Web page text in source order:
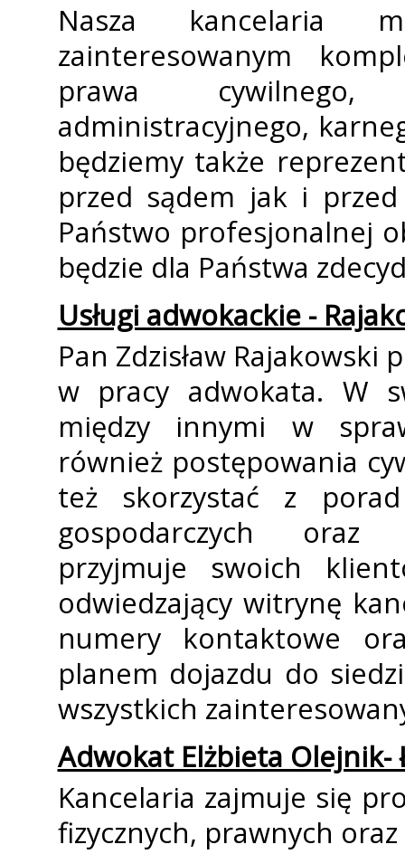
Nasza kancelaria
zainteresowanym
prawa cywilnego,
administracyjnego,
będziemy także
przed sądem jak i przed
Państwo profesjonalnej
będzie dla Państwa
Usługi adwokackie -
Pan Zdzisław
w pracy adwokata. W
między innymi w
również postępowania
też skorzystać z
gospodarczych oraz
przyjmuje swoich
odwiedzający witrynę
numery kontaktowe
planem dojazdu do
wszystkich
Adwokat Elżbieta Olejnik-
Kancelaria zajmuje się
fizycznych, prawnych